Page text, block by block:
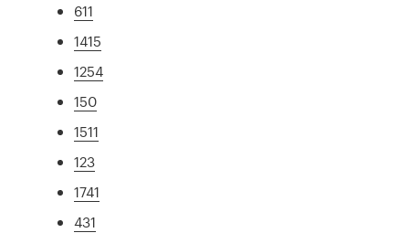
611
1415
1254
150
1511
123
1741
431